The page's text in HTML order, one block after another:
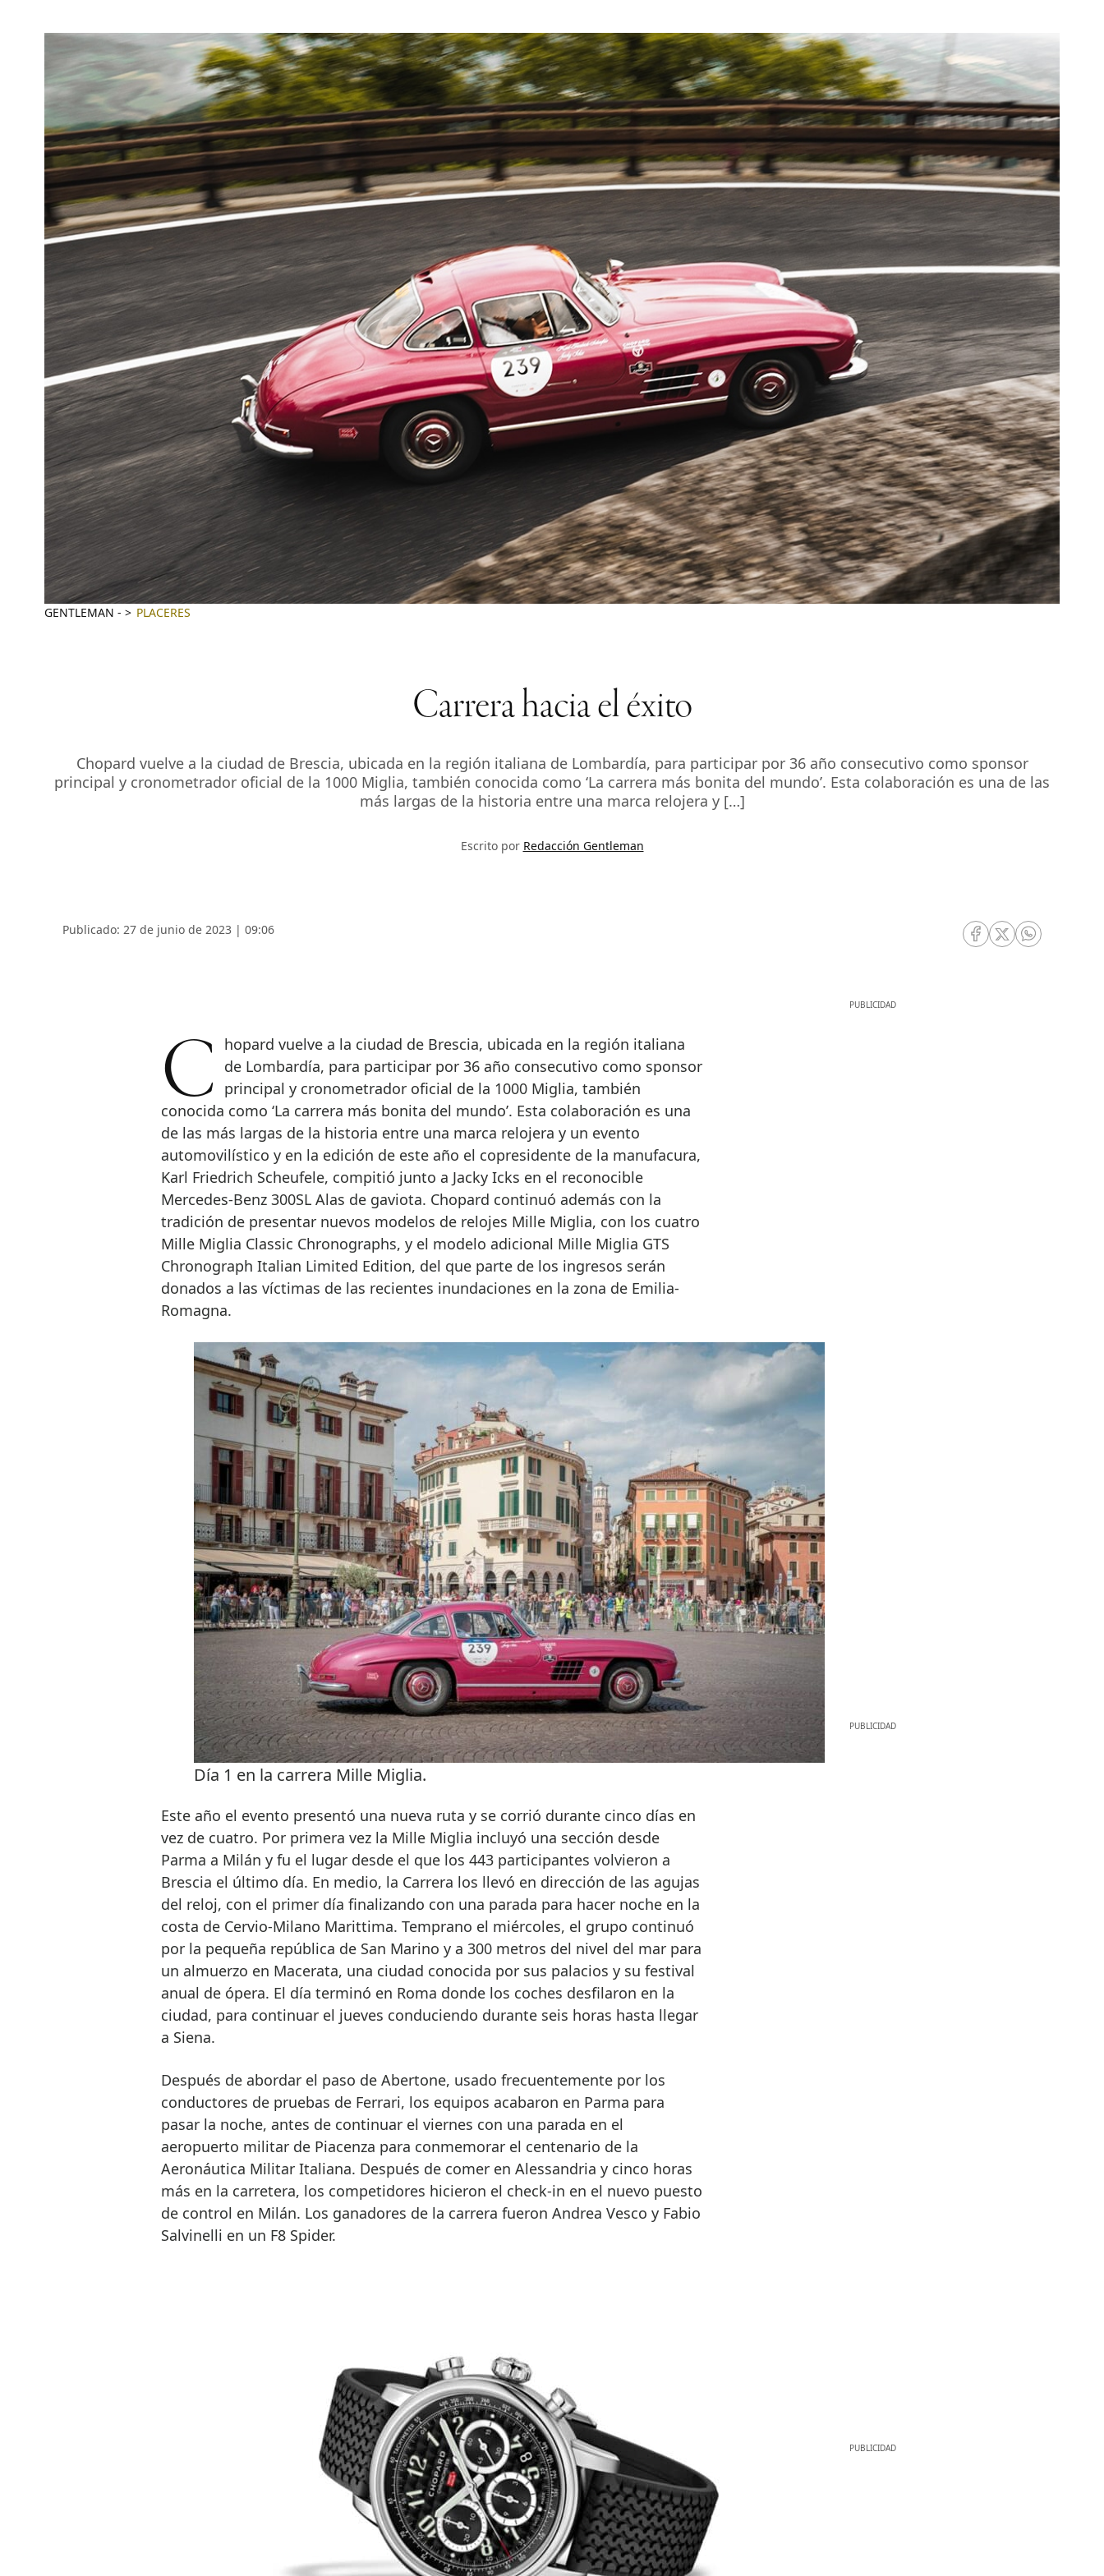
GENTLEMAN - PLACERES
Carrera hacia el éxito
Chopard vuelve a la ciudad de Brescia, ubicada en la región italiana de Lombardía, para participar por 36 año consecutivo como sponsor
principal y cronometrador oficial de la 1000 Miglia, también conocida como ‘La carrera más bonita del mundo’. Esta colaboración es una de las
más largas de la historia entre una marca relojera y […]
Escrito por Redacción Gentleman
Publicado: 27 de junio de 2023 | 09:06
RRSS Facebook
RRSS Twitter
RRSS
Chopard vuelve a la ciudad de Brescia, ubicada en la región italiana
de Lombardía, para participar por 36 año consecutivo como sponsor
principal y cronometrador oficial de la 1000 Miglia, también
conocida como ‘La carrera más bonita del mundo’. Esta colaboración es una
de las más largas de la historia entre una marca relojera y un evento
automovilístico y en la edición de este año el copresidente de la manufacura,
Karl Friedrich Scheufele, compitió junto a Jacky Icks en el reconocible
Mercedes-Benz 300SL Alas de gaviota. Chopard continuó además con la
tradición de presentar nuevos modelos de relojes Mille Miglia, con los cuatro
Mille Miglia Classic Chronographs, y el modelo adicional Mille Miglia GTS
Chronograph Italian Limited Edition, del que parte de los ingresos serán
donados a las víctimas de las recientes inundaciones en la zona de Emilia-
Romagna.
Día 1 en la carrera Mille Miglia.
Este año el evento presentó una nueva ruta y se corrió durante cinco días en
vez de cuatro. Por primera vez la Mille Miglia incluyó una sección desde
Parma a Milán y fu el lugar desde el que los 443 participantes volvieron a
Brescia el último día. En medio, la Carrera los llevó en dirección de las agujas
del reloj, con el primer día finalizando con una parada para hacer noche en la
costa de Cervio-Milano Marittima. Temprano el miércoles, el grupo continuó
por la pequeña república de San Marino y a 300 metros del nivel del mar para
un almuerzo en Macerata, una ciudad conocida por sus palacios y su festival
anual de ópera. El día terminó en Roma donde los coches desfilaron en la
ciudad, para continuar el jueves conduciendo durante seis horas hasta llegar
a Siena.
Después de abordar el paso de Abertone, usado frecuentemente por los
conductores de pruebas de Ferrari, los equipos acabaron en Parma para
pasar la noche, antes de continuar el viernes con una parada en el
aeropuerto militar de Piacenza para conmemorar el centenario de la
Aeronáutica Militar Italiana. Después de comer en Alessandria y cinco horas
más en la carretera, los competidores hicieron el check-in en el nuevo puesto
de control en Milán. Los ganadores de la carrera fueron Andrea Vesco y Fabio
Salvinelli en un F8 Spider.